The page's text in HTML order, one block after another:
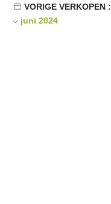
VORIGE VERKOPEN :
juni 2024